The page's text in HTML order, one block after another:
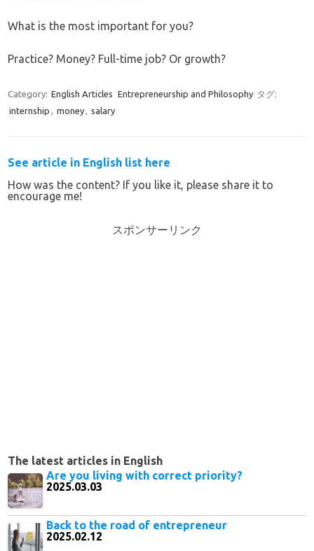
What is the most important for you?
Practice? Money? Full-time job? Or growth?
Category: English Articles Entrepreneurship and Philosophy タグ:
internship , money, salary
See article in English list here
How was the content? If you like it, please share it to
encourage me!
スポンサーリンク
The latest articles in English
Are you living with correct priority?
2025.03.03
Back to the road of entrepreneur
2025.02.12